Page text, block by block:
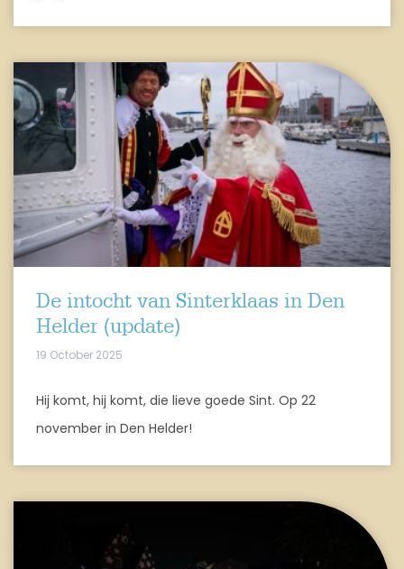
De intocht van Sinterklaas in Den
Helder (update)
19 October 2025
Hij komt, hij komt, die lieve goede Sint. Op 22
november in Den Helder!